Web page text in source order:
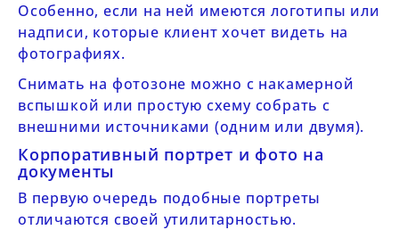
Особенно, если на ней имеются логотипы или
надписи, которые клиент хочет видеть на
фотографиях.
Снимать на фотозоне можно с накамерной
вспышкой или простую схему собрать с
внешними источниками (одним или двумя).
Корпоративный портрет и фото на
документы
В первую очередь подобные портреты
отличаются своей утилитарностью.